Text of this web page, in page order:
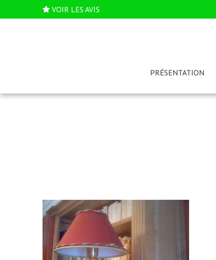
VOIR LES AVIS
PRÉSENTATION